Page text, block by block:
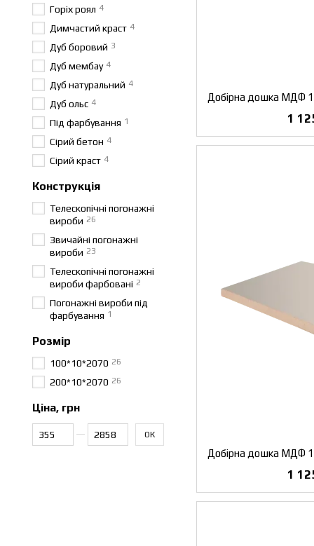
1
1
Горіх роял 4
Димчастий краст 4
Дуб боровий 3
Дуб мембау 4
Дуб натуральний 4
Дуб ольс 4
Під фарбування 1
Сірий бетон 4
Сірий краст 4
Конструкція
Телескопічні погонажні
вироби 26
Звичайні погонажні
вироби 23
Телескопічні погонажні
вироби фарбовані 2
Погонажні вироби під
фарбування 1
Розмір
100*10*2070 26
200*10*2070 26
Ціна, грн
ОК